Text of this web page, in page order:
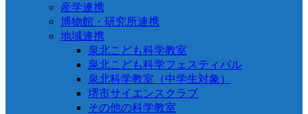
産学連携
博物館・研究所連携
地域連携
泉北こども科学教室
泉北こども科学フェスティバル
泉北科学教室（中学生対象）
堺市サイエンスクラブ
その他の科学教室